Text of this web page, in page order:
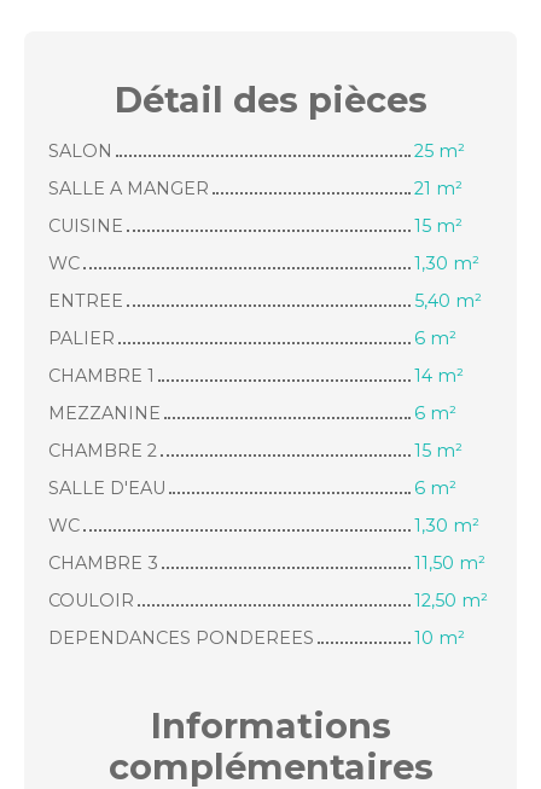
Détail des pièces
SALON
25 m²
SALLE A MANGER
21 m²
CUISINE
15 m²
WC
1,30 m²
ENTREE
5,40 m²
PALIER
6 m²
CHAMBRE 1
14 m²
MEZZANINE
6 m²
CHAMBRE 2
15 m²
SALLE D'EAU
6 m²
WC
1,30 m²
CHAMBRE 3
11,50 m²
COULOIR
12,50 m²
DEPENDANCES PONDEREES
10 m²
Informations
complémentaires